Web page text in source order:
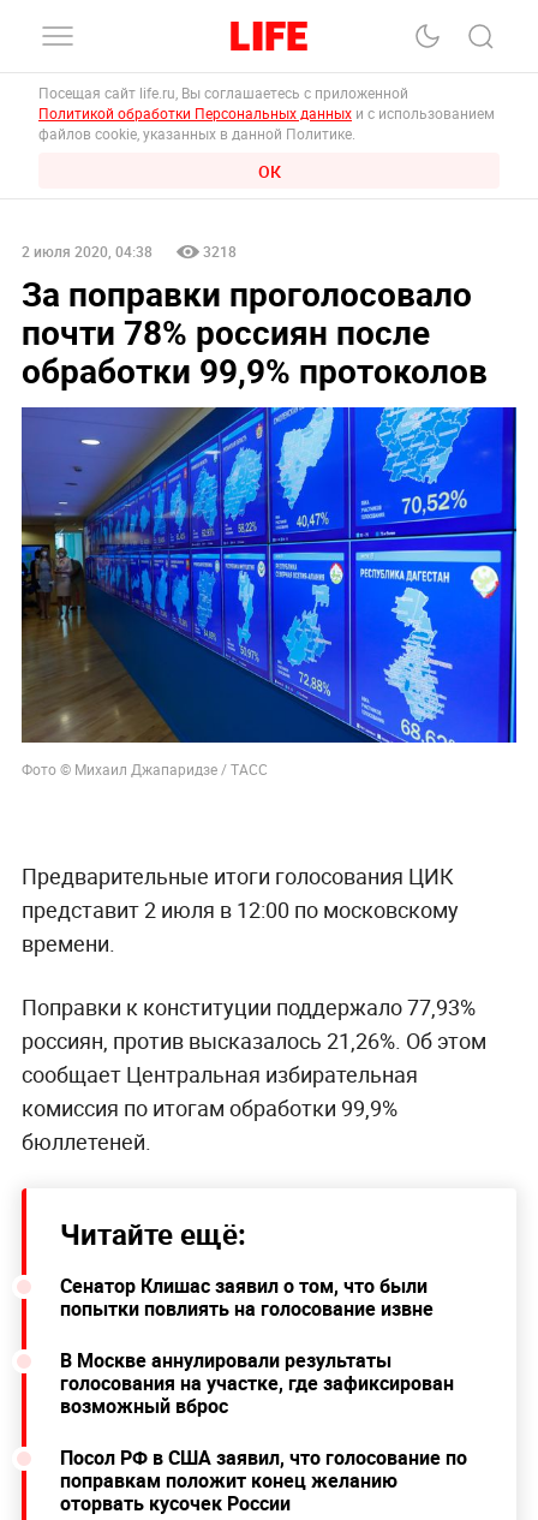
Посещая сайт life.ru, Вы соглашаетесь с приложенной
Политикой обработки Персональных данных и с использованием
файлов cookie, указанных в данной Политике.
ОК
2 июля 2020, 04:38 3218
За поправки проголосовало
почти 78% россиян после
обработки 99,9% протоколов
Фото© Михаил Джапаридзе / ТАСС
Предварительные итоги голосования ЦИК
представит 2 июля в 12:00 по московскому
времени.
Поправки к конституции поддержало 77,93%
россиян, против высказалось 21,26%. Об этом
сообщает Центральная избирательная
комиссия по итогам обработки 99,9%
бюллетеней.
Читайте ещё:
Сенатор Клишас заявил о том, что были
попытки повлиять на голосование извне
В Москве аннулировали результаты
голосования на участке, где зафиксирован
возможный вброс
Посол РФ в США заявил, что голосование по
поправкам положит конец желанию
оторвать кусочек России